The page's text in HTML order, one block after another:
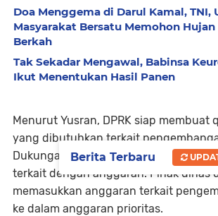
Doa Menggema di Darul Kamal, TNI,
Masyarakat Bersatu Memohon
Berkah
Tak Sekadar Mengawal, Babinsa
Ikut Menentukan Hasil Panen
Menurut Yusran, DPRK siap membuat
yang dibutuhkan terkait
Dukungan lain yang diberikan pihak
terkait dengan anggaran. Pihak dinas
memasukkan anggaran terkait
ke dalam anggaran prioritas.
Berita Terbaru